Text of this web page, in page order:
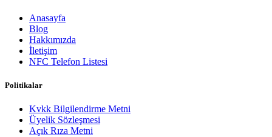
Anasayfa
Blog
Hakkımızda
İletişim
NFC Telefon Listesi
Politikalar
Kvkk Bilgilendirme Metni
Üyelik Sözleşmesi
Açık Rıza Metni